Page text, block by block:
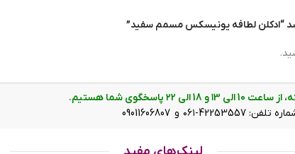
“ادکلن لطافه یونیسکس مسمم سفید”
الی ۲2 پاسخگوی شما هستیم.
تلفن: 42253557-۰۶۱ و 09011606807